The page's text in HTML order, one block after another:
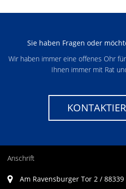
Sie haben Fragen oder
Wir haben immer eine offenes Ohr
Ihnen immer mit Rat
Anschrift
Am Ravensburger Tor 2 /